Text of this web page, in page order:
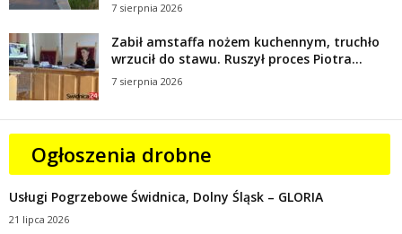
7 sierpnia 2026
Zabił amstaffa nożem kuchennym, truchło
wrzucił do stawu. Ruszył proces Piotra...
7 sierpnia 2026
Ogłoszenia drobne
Usługi Pogrzebowe Świdnica, Dolny Śląsk – GLORIA
21 lipca 2026